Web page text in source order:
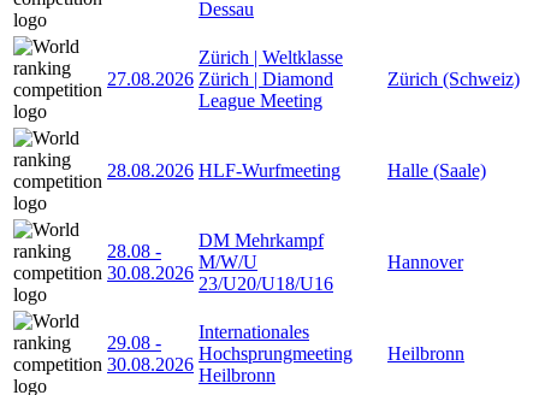
Dessau
27.08.2026
Zürich | Weltklasse
Zürich | Diamond
League Meeting
Zürich (Schweiz)
28.08.2026 HLF-Wurfmeeting Halle (Saale)
28.08 -
30.08.2026
DM Mehrkampf
M/W/U
23/U20/U18/U16
Hannover
29.08 -
30.08.2026
Internationales
Hochsprungmeeting
Heilbronn
Heilbronn